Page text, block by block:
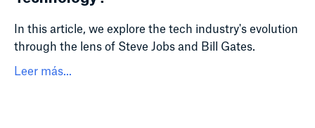
In this article, we explore the tech industry's evolution
through the lens of Steve Jobs and Bill Gates.
Leer más...